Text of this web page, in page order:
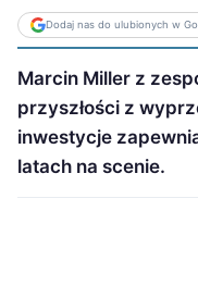
Dodaj nas do ulubionych w
Marcin Miller z
przyszłości z
inwestycje
latach na scenie.